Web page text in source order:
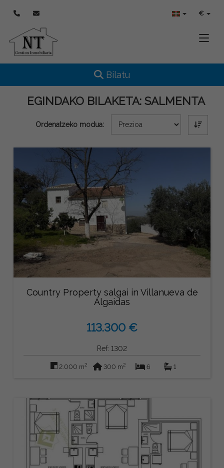
€
Toggle navigation
Bilatu
EGINDAKO BILAKETA:SALMENTA
Ordenatzeko modua:
Country Property salgai in Villanueva de
Algaidas
113.300 €
Ref: 1302
2.000 m2 300 m2 6 1